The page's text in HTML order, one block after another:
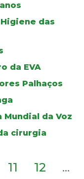
das
da EVA
Palhaços
Mundial da Voz
cirurgia
11 12 ...